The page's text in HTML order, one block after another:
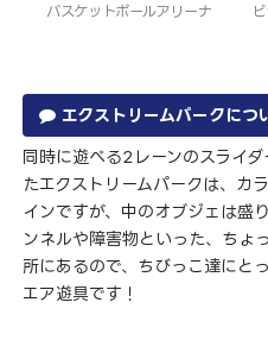
バスケットボールアリーナ
エクストリームパークにつ
同時に遊べる2レーンのスライ
たエクストリームパークは、カ
インですが、中のオブジェは盛
ンネルや障害物といった、ちょ
所にあるので、ちびっこ達にと
エア遊具です！